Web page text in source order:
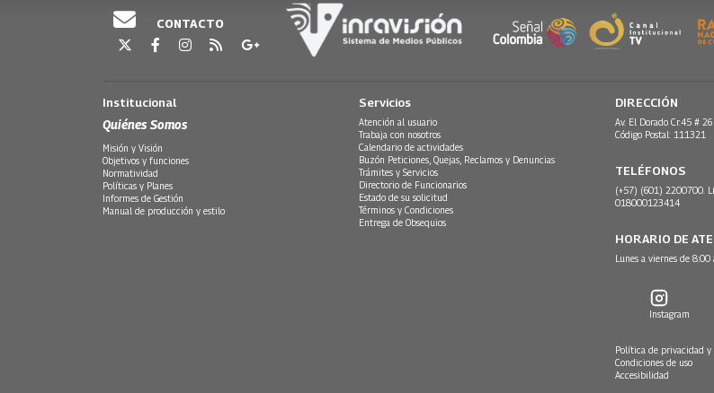
CONTACTO
Institucional
Quiénes Somos
Misión y Visión
Objetivos y funciones
Normatividad
Políticas y Planes
Informes de Gestión
Manual de producción y estilo
Servicios
Atención al usuario
Trabaja con nosotros
Calendario de actividades
Buzón Peticiones, Quejas, Reclamos y Denuncias
Trámites y Servicios
Directorio de Funcionarios
Estado de su solicitud
Términos y Condiciones
Entrega de Obsequios
DIRECCIÓN
Av. El Dorado Cr.45 #
Código Postal: 111321
TELÉFONOS
(+57) (601) 2200700.
018000123414
HORARIO DE
Lunes a viernes de 8:00
Instagram
Política de privacidad y
Condiciones de uso
Accesibilidad